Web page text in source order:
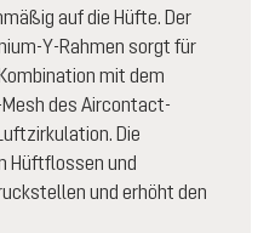
auf die Hüfte. Der
Y-Rahmen sorgt für
mit dem
des Aircontact-
Die
Hüftflossen und
und erhöht den